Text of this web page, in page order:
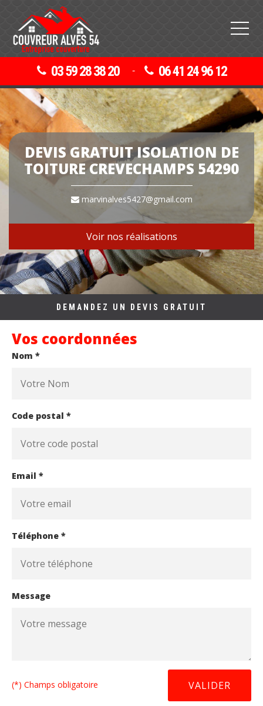
03 59 28 38 20 - 06 41 24 96 12
DEVIS GRATUIT ISOLATION DE
TOITURE CREVECHAMPS 54290
marvinalves5427@gmail.com
Voir nos réalisations
DEMANDEZ UN DEVIS GRATUIT
Vos coordonnées
Nom *
Code postal *
Email *
Téléphone *
Message
(*) Champs obligatoire